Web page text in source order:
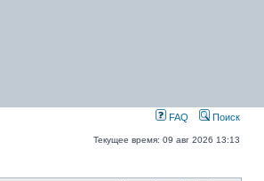
FAQ Поиск
Текущее время: 09 авг 2026 13:13